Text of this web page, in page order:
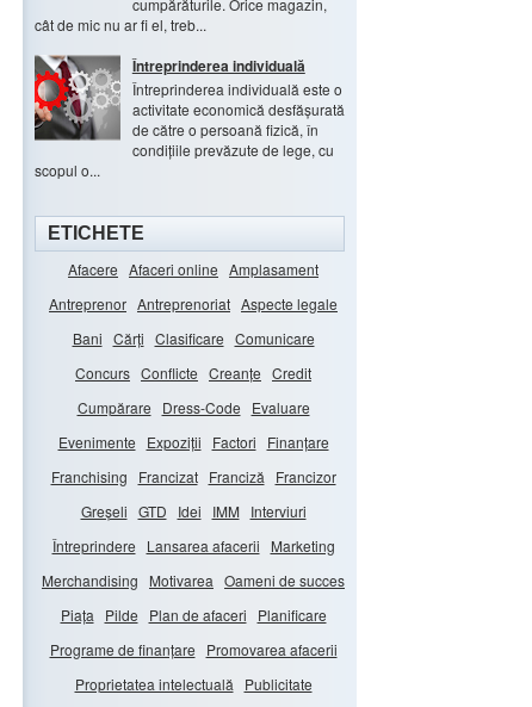
cumpărăturile. Orice magazin,
cât de mic nu ar fi el, treb...
Întreprinderea individuală
Întreprinderea individuală este o
activitate economică desfășurată
de către o persoană fizică, în
condițiile prevăzute de lege, cu
scopul o...
ETICHETE
Afacere Afaceri online Amplasament
Antreprenor Antreprenoriat Aspecte legale
Bani Cărți Clasificare Comunicare
Concurs Conflicte Creanțe Credit
Cumpărare
Dress-Code
Evaluare
Evenimente
Expoziții Factori
Finanțare
Franchising
Francizat Franciză
Francizor
Greșeli GTD Idei IMM
Interviuri
Întreprindere
Lansarea afacerii
Marketing
Merchandising
Motivarea Oameni de succes
Piața
Pilde Plan de afaceri
Planificare
Programe de finanțare
Promovarea afacerii
Proprietatea intelectuală
Publicitate